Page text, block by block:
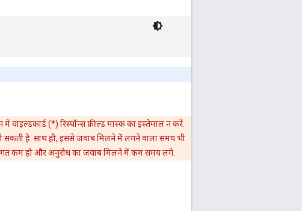
वाइल्डकार्ड (*) रिस्पॉन्स फ़ील्ड मास्क का इस्तेमाल न करें.
सकती है. साथ ही, इससे जवाब मिलने में लगने वाला समय भी
कम हो और अनुरोध का जवाब मिलने में कम समय लगे.